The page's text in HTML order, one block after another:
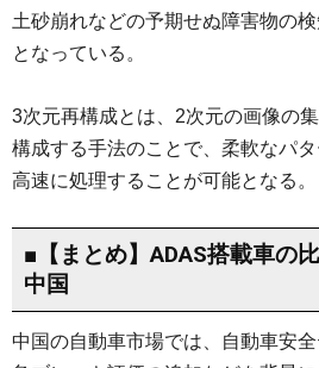
土砂崩れなどの予期せぬ障害物の
となっている。
3次元再構成とは、2次元の画像の
構成する手法のことで、柔軟なパ
高速に処理することが可能となる。
■【まとめ】ADAS搭載車の
中国
中国の自動車市場では、自動車安